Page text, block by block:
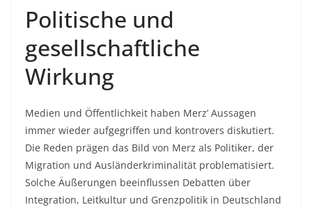
Politische und
gesellschaftliche
Wirkung
Medien und Öffentlichkeit haben Merz’ Aussagen
immer wieder aufgegriffen und kontrovers diskutiert.
Die Reden prägen das Bild von Merz als Politiker, der
Migration und Ausländerkriminalität problematisiert.
Solche Äußerungen beeinflussen Debatten über
Integration, Leitkultur und Grenzpolitik in Deutschland